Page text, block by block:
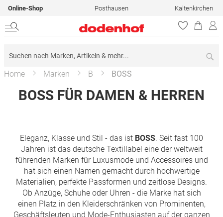
Online-Shop Posthausen Kaltenkirchen
Home Marken B BOSS
BOSS FÜR DAMEN & HERREN
Eleganz, Klasse und Stil - das ist BOSS. Seit fast 100
Jahren ist das deutsche Textillabel eine der weltweit
führenden Marken für Luxusmode und Accessoires und
hat sich einen Namen gemacht durch hochwertige
Materialien, perfekte Passformen und zeitlose Designs.
Ob Anzüge, Schuhe oder Uhren - die Marke hat sich
einen Platz in den Kleiderschränken von Prominenten,
Geschäftsleuten und Mode-Enthusiasten auf der ganzen